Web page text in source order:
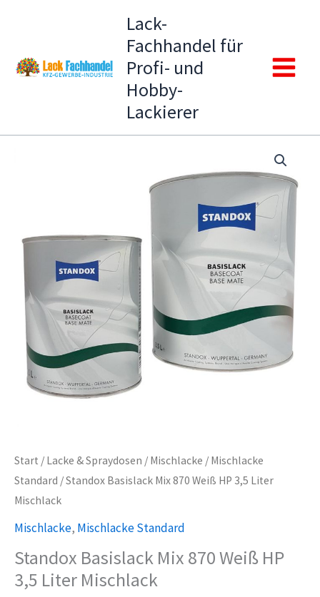
Lack-
Fachhandel für
Profi- und
Hobby-
Lackierer
Main
Start / Lacke & Spraydosen / Mischlacke / Mischlacke
Standard / Standox Basislack Mix 870 Weiß HP 3,5 Liter
Mischlack
Mischlacke, Mischlacke Standard
Standox Basislack Mix 870 Weiß HP
3,5 Liter Mischlack